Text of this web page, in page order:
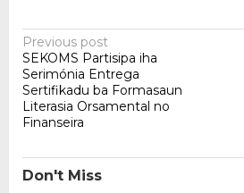
Post
navigation
Previous post
SEKOMS Partisipa iha
Serimónia Entrega
Sertifikadu ba Formasaun
Literasia Orsamental no
Finanseira
Don't Miss